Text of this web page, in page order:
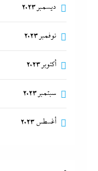
ديسمبر 2023
نوفمبر 2023
أكتوبر 2023
سبتمبر 2023
أغسطس 2023